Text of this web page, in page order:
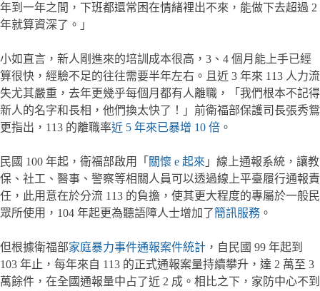
年到一年之間，下班都還常困在情緒裡出不來，能做下去超過 2
年就算資深了。」
小如直言，新人剛進來的培訓成本很高，3、4 個月能上手已經
算很快，經驗不足的往往需要半年左右。且近 3 年來 113 人力流
失尤其嚴重，去年更幾乎每個月都有人離職，「我們根本不記得
新人的名字和長相，他們換太快了！」前衛福部保護司長張秀鴛
更指出，113 的離職率近 5 年來已暴增 10 倍 。
民國 100 年起，衛福部啟用「 關懷 e 起來 」線上通報系統，讓教
保、社工、醫事、警察等相關人員可以透過線上平臺履行通報責
任，此用意在於分流 113 的負擔，使其更大程度的專屬於一般民
眾所使用，104 年起更為聽語障人士增加了簡訊服務 。
但根據衛福部家庭暴力事件通報案件統計 ，自民國 99 年起到
103 年止，每年來自 113 的正式通報案量持續攀升，達 2 萬至 3
萬餘件，在全國通報量中占了近 2 成。相比之下，家防中心不到